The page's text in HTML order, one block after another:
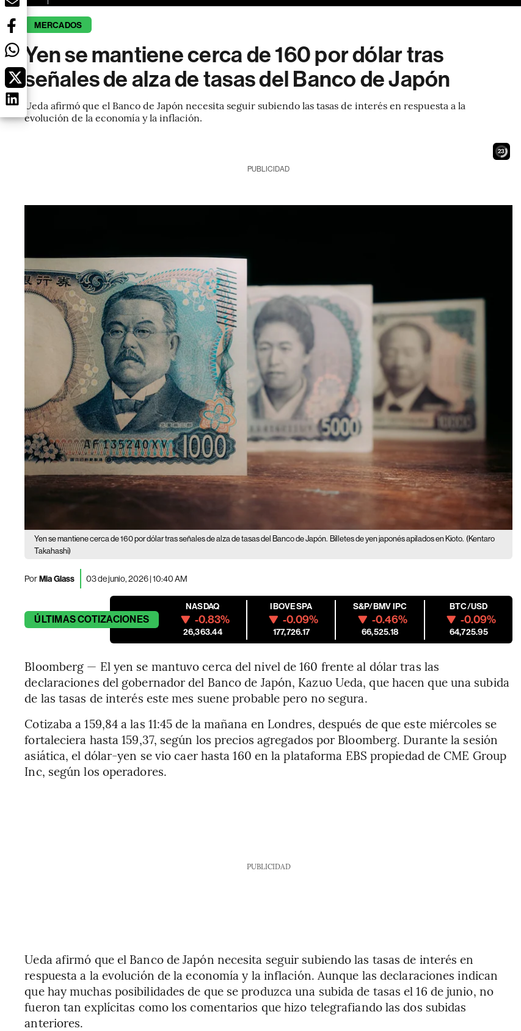
MERCADOS
Yen se mantiene cerca de 160 por dólar tras
señales de alza de tasas del Banco de Japón
Ueda afirmó que el Banco de Japón necesita seguir subiendo las tasas de interés en respuesta a la
evolución de la economía y la inflación.
22
PUBLICIDAD
Yen se mantiene cerca de 160 por dólar tras señales de alza de tasas del Banco de Japón. Billetes de yen japonés apilados en Kioto. (Kentaro
Takahashi)
PorMia Glass 03 de junio, 2026 | 10:40 AM
ÚLTIMASCOTIZACIONES
NASDAQ
-0.83%
26,363.44
IBOVESPA
-0.09%
177,726.17
S&P/BMV IPC
-0.46%
66,525.18
BTC/USD
-0.09%
64,725.95
Bloomberg — El yen se mantuvo cerca del nivel de 160 frente al dólar tras las
declaraciones del gobernador del Banco de Japón, Kazuo Ueda, que hacen que una subida
de las tasas de interés este mes suene probable pero no segura.
Cotizaba a 159,84 a las 11:45 de la mañana en Londres, después de que este miércoles se
fortaleciera hasta 159,37, según los precios agregados por Bloomberg. Durante la sesión
asiática, el dólar-yen se vio caer hasta 160 en la plataforma EBS propiedad de CME Group
Inc, según los operadores.
PUBLICIDAD
Ueda afirmó que el Banco de Japón necesita seguir subiendo las tasas de interés en
respuesta a la evolución de la economía y la inflación. Aunque las declaraciones indican
que hay muchas posibilidades de que se produzca una subida de tasas el 16 de junio, no
fueron tan explícitas como los comentarios que hizo telegrafiando las dos subidas
anteriores.